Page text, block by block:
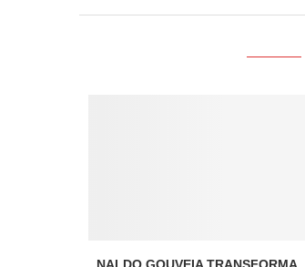
NALDO GOUVEIA TRANSFORMA